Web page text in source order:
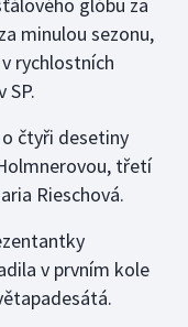
glóbu za
minulou sezonu,
rychlostních
SP.
čtyři desetiny
třetí
Rieschová.
v prvním kole